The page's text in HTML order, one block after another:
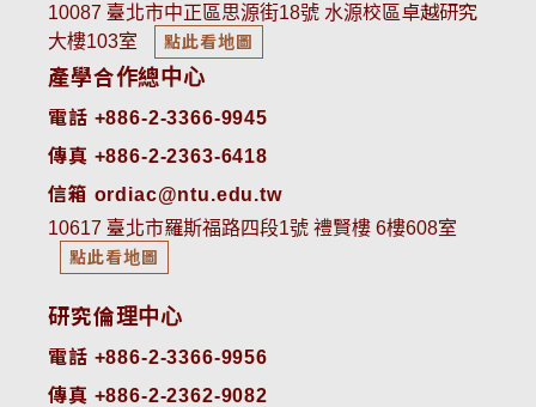
10087 臺北市中正區思源街18號 水源校區卓越研究
大樓103室
點此看地圖
產學合作總中心
電話 +886-2-3366-9945
傳真 +886-2-2363-6418
信箱 ordiac@ntu.edu.tw
10617 臺北市羅斯福路四段1號 禮賢樓 6樓608室
點此看地圖
研究倫理中心
電話 +886-2-3366-9956
傳真 +886-2-2362-9082